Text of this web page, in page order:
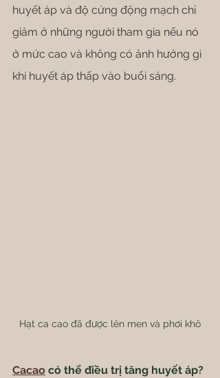
huyết áp và độ cứng động mạch chỉ
giảm ở những người tham gia nếu nó
ở mức cao và không có ảnh hưởng gì
khi huyết áp thấp vào buổi sáng.
Hạt ca cao đã được lên men và phơi khô
Cacao có thể điều trị tăng huyết áp?